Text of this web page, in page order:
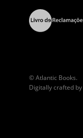
© Atlantic Books.
Digitally crafted by